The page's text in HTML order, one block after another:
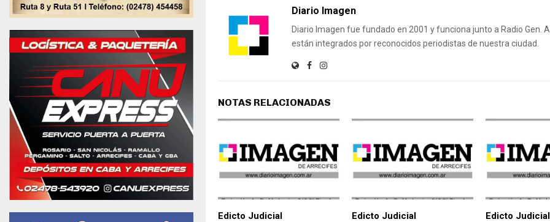
Diario Imagen
Diario Imagen fue fundado en 2001 y funciona junto a Radio Gen.
están integrados por reconocidos periodistas de nuestra ciudad.
NOTAS RELACIONADAS
Edicto Judicial Edicto Judicial Edicto Judicial